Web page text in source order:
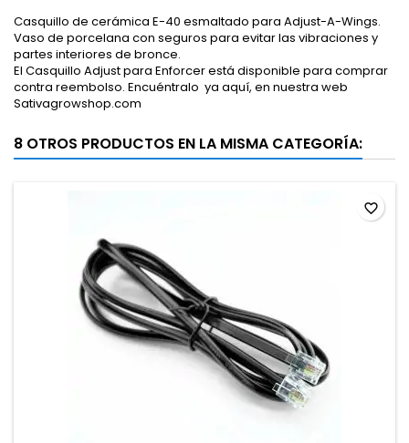
Casquillo de cerámica E-40 esmaltado para Adjust-A-Wings.
Vaso de porcelana con seguros para evitar las vibraciones y
partes interiores de bronce.
El Casquillo Adjust para Enforcer está disponible para comprar
contra reembolso. Encuéntralo ya aquí, en nuestra web
Sativagrowshop.com
8 OTROS PRODUCTOS EN LA MISMA CATEGORÍA:
favorite_border